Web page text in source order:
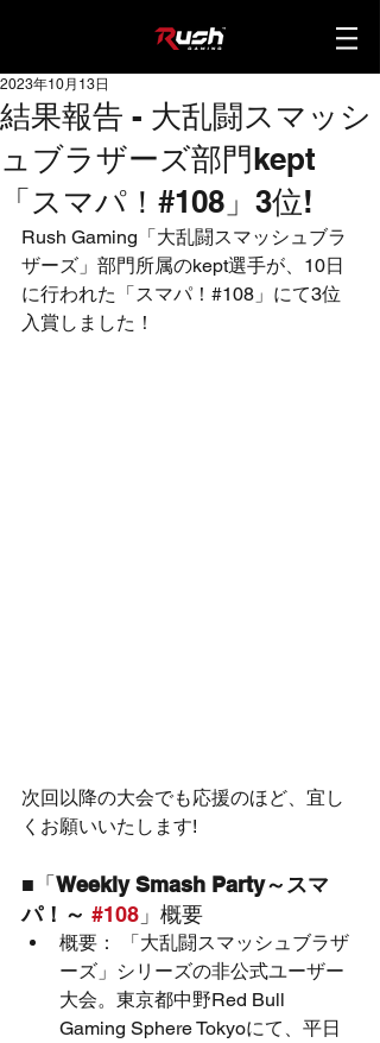
結果報告 - 大乱闘スマッシ
ュブラザーズ部門kept
「スマパ！#108」3位!
2023年10月13日
Rush Gaming「大乱闘スマッシュブラ
ザーズ」部門所属のkept選手が、10日
に行われた「スマパ！#108」にて3位
入賞しました！
次回以降の大会でも応援のほど、宜し
くお願いいたします!
■「 Weekly Smash Party～スマ
パ！～ #108 」概要
概要： 「大乱闘スマッシュブラザ
ーズ」シリーズの非公式ユーザー
大会。東京都中野Red Bull
Gaming Sphere Tokyoにて、平日